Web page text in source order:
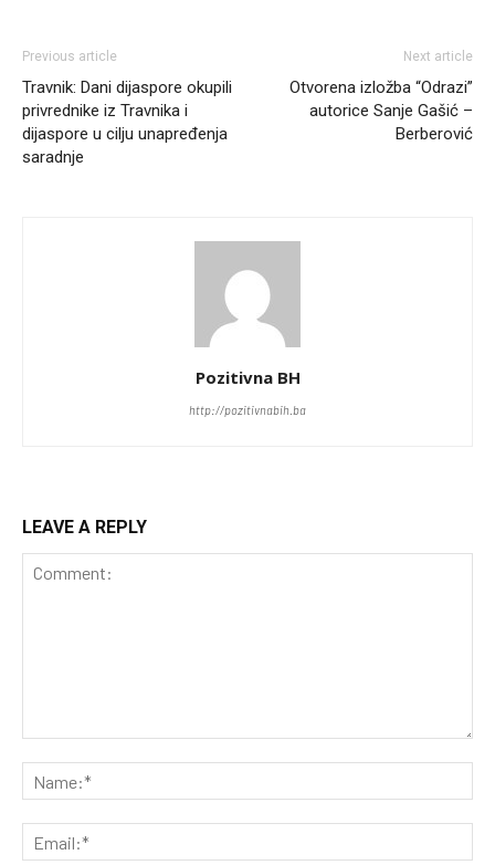
Previous article
Travnik: Dani dijaspore okupili
privrednike iz Travnika i
dijaspore u cilju unapređenja
saradnje
Next article
Otvorena izložba “Odrazi”
autorice Sanje Gašić –
Berberović
Pozitivna BH
http://pozitivnabih.ba
LEAVE A REPLY